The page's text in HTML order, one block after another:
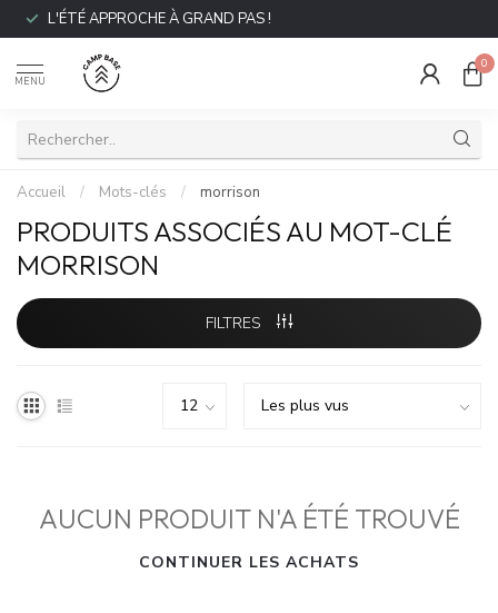
L'ÉTÉ APPROCHE À GRAND PAS !
MENU
0
Accueil / Mots-clés / morrison
PRODUITS ASSOCIÉS AU MOT-CLÉ
MORRISON
FILTRES
AUCUN PRODUIT N'A ÉTÉ TROUVÉ
CONTINUER LES ACHATS